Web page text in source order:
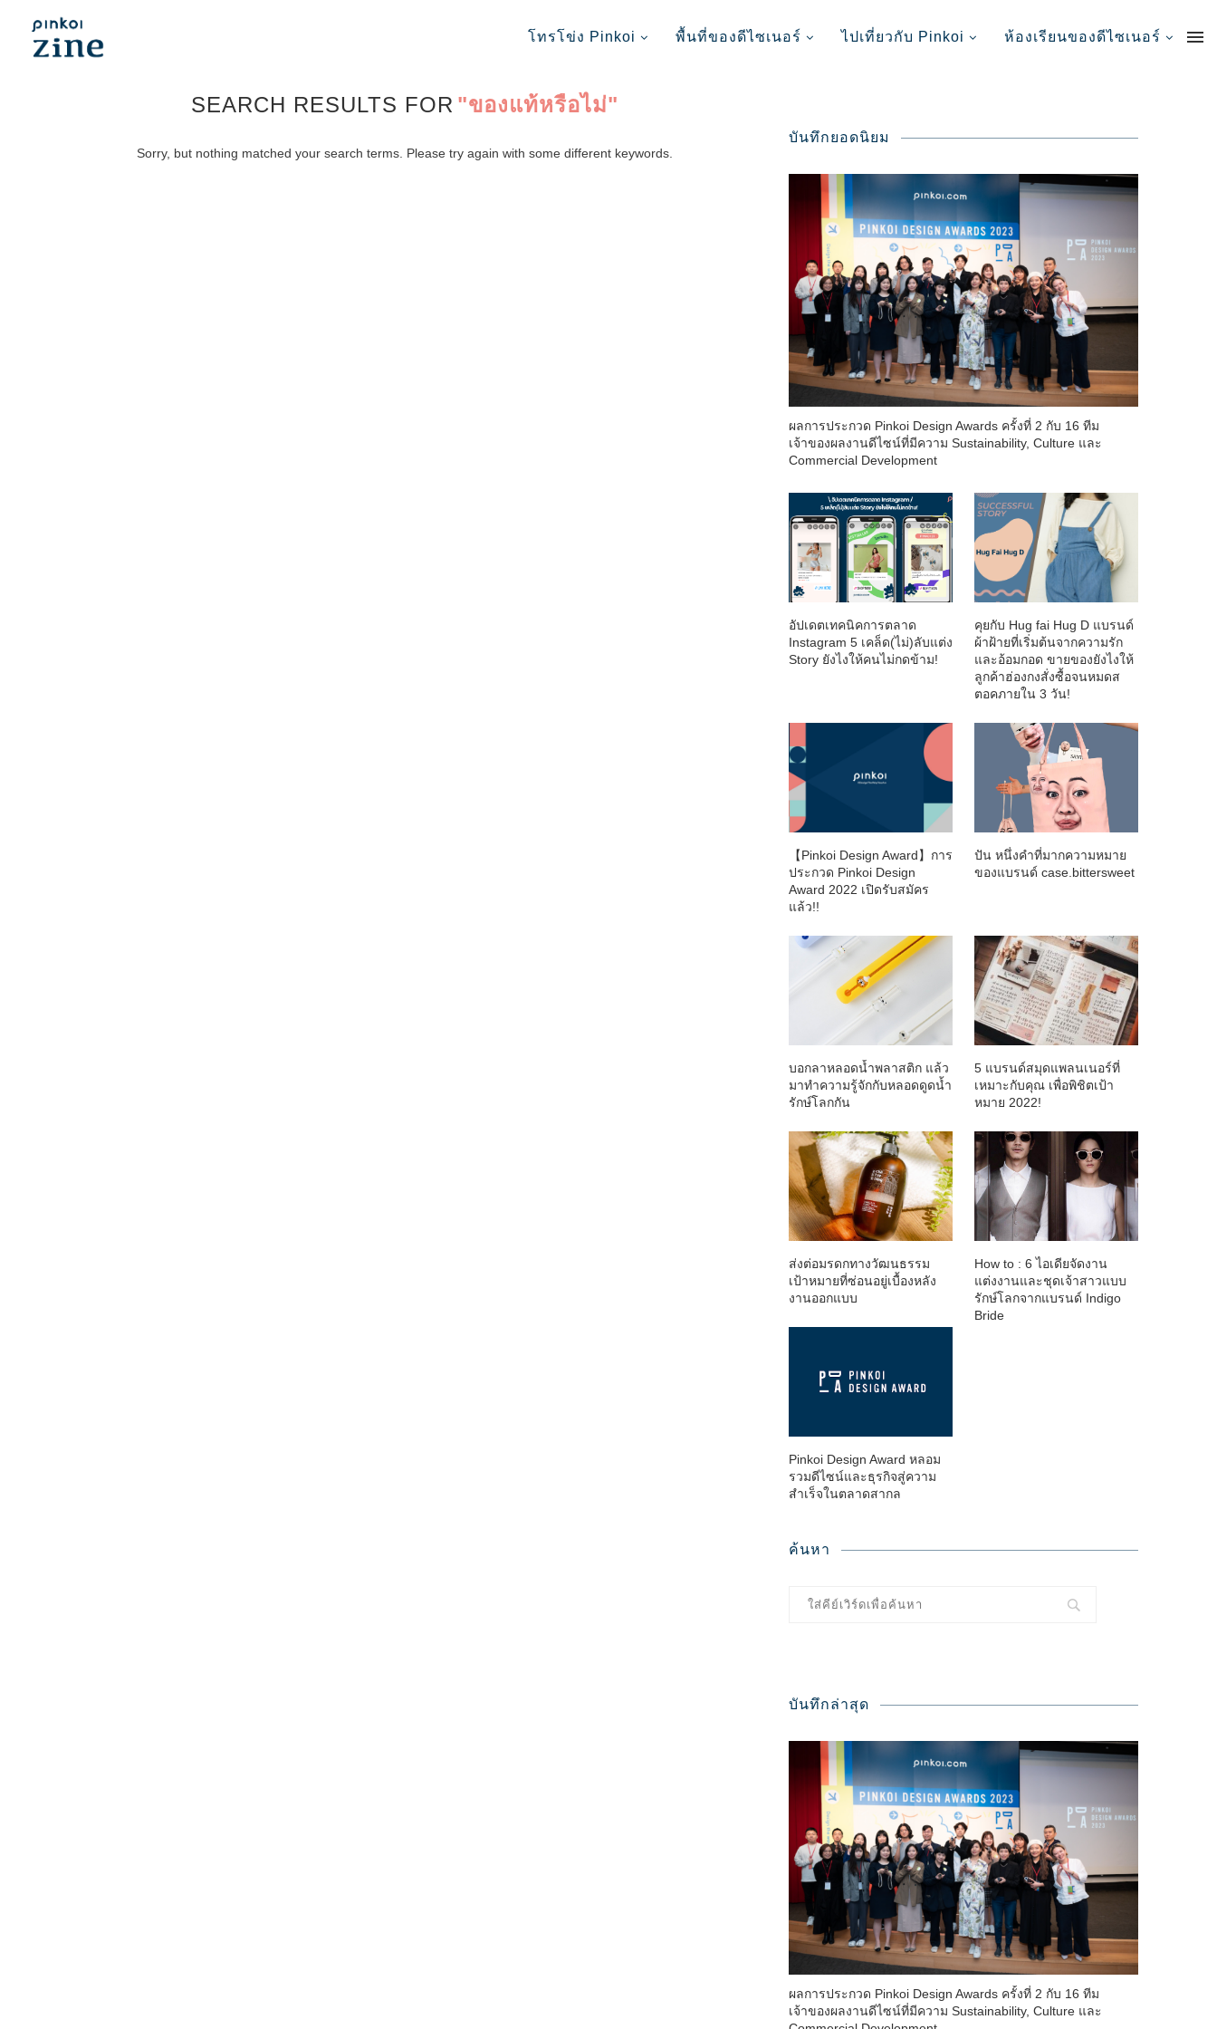
โทรโข่ง Pinkoi พื้นที่ของดีไซเนอร์ ไปเที่ยวกับ Pinkoi ห้องเรียนของดีไซเนอร์
SEARCH RESULTS FOR "ของแท้หรือไม่"
Sorry, but nothing matched your search terms. Please try again with some different keywords.
บันทึกยอดนิยม
ผลการประกวด Pinkoi Design Awards ครั้งที่ 2 กับ 16 ทีม
เจ้าของผลงานดีไซน์ที่มีความ Sustainability, Culture และ
Commercial Development
อัปเดตเทคนิคการตลาด
Instagram 5 เคล็ด(ไม่)ลับแต่ง
Story ยังไงให้คนไม่กดข้าม!
คุยกับ Hug fai Hug D แบรนด์
ผ้าฝ้ายที่เริ่มต้นจากความรัก
และอ้อมกอด ขายของยังไงให้
ลูกค้าฮ่องกงสั่งซื้อจนหมดส
ตอคภายใน 3 วัน!
【Pinkoi Design Award】การ
ประกวด Pinkoi Design
Award 2022 เปิดรับสมัคร
แล้ว!!
ปัน หนึ่งคำที่มากความหมาย
ของแบรนด์ case.bittersweet
บอกลาหลอดน้ำพลาสติก แล้ว
มาทำความรู้จักกับหลอดดูดน้ำ
รักษ์โลกกัน
5 แบรนด์สมุดแพลนเนอร์ที่
เหมาะกับคุณ เพื่อพิชิตเป้า
หมาย 2022!
ส่งต่อมรดกทางวัฒนธรรม
เป้าหมายที่ซ่อนอยู่เบื้องหลัง
งานออกแบบ
How to : 6 ไอเดียจัดงาน
แต่งงานและชุดเจ้าสาวแบบ
รักษ์โลกจากแบรนด์ Indigo
Bride
Pinkoi Design Award หลอม
รวมดีไซน์และธุรกิจสู่ความ
สำเร็จในตลาดสากล
ค้นหา
บันทึกล่าสุด
ผลการประกวด Pinkoi Design Awards ครั้งที่ 2 กับ 16 ทีม
เจ้าของผลงานดีไซน์ที่มีความ Sustainability, Culture และ